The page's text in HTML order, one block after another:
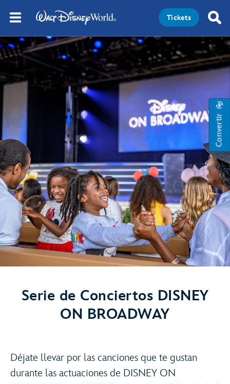
Tickets
Convertir
Serie de Conciertos DISNEY
ON BROADWAY
Déjate llevar por las canciones que te gustan
durante las actuaciones de DISNEY ON